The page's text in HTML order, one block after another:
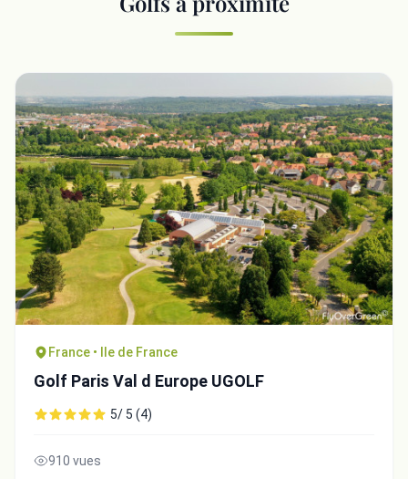
France • Ile de France
Golf Paris Val d Europe UGOLF
5/ 5 (4)
910 vues